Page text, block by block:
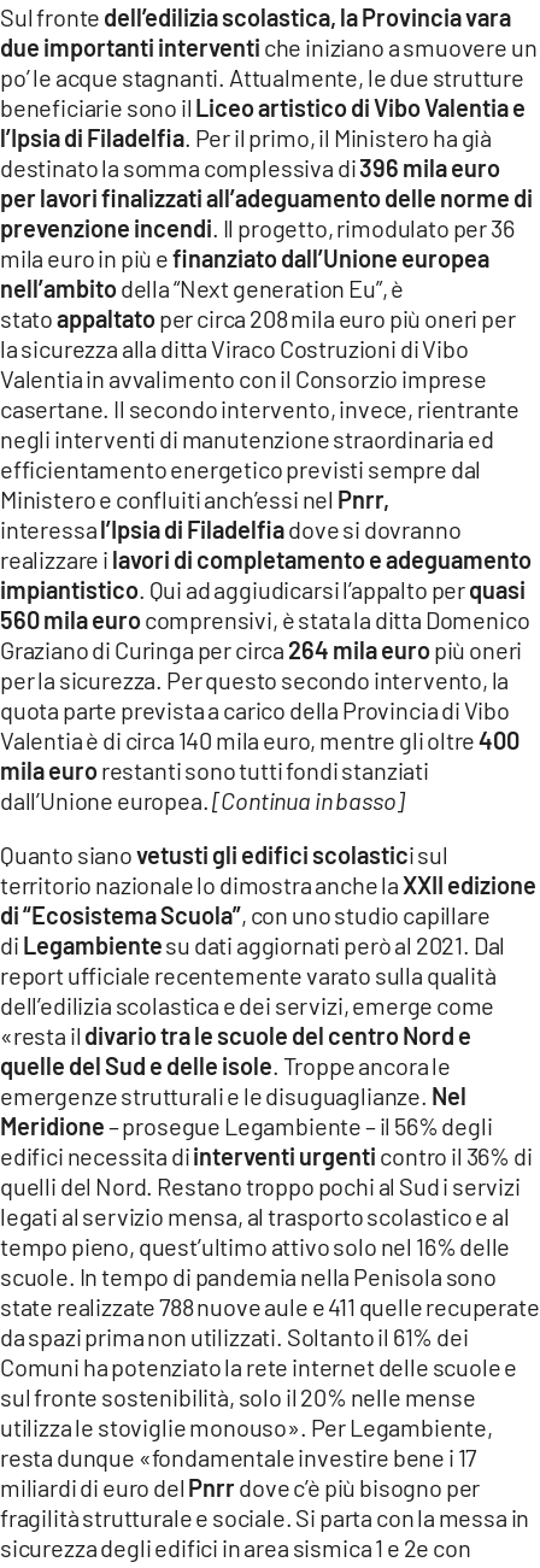
ILREGGINO.IT
COSENZACHANNEL.IT
ILVIBONESE.IT
CATANZAROCHANNEL.IT
LACAPITALENEWS.IT
ANDROID
APPLE
Sul fronte dell’edilizia scolastica, la Provincia vara
due importanti interventi che iniziano a smuovere un
po’ le acque stagnanti. Attualmente, le due strutture
beneficiarie sono il Liceo artistico di Vibo Valentia e
l’Ipsia di Filadelfia . Per il primo, il Ministero ha già
destinato la somma complessiva di396 mila euro
per lavori finalizzati all’adeguamento delle norme di
prevenzione incendi . Il progetto, rimodulato per 36
mila euro in più efinanziato dall’Unione europea
nell’ambitodella“Next generation Eu”, è
statoappaltatoper circa 208 mila euro più oneri per
la sicurezza alla ditta Viraco Costruzioni di Vibo
Valentia in avvalimento con il Consorzio imprese
casertane. Il secondo intervento, invece, rientrante
negli interventi di manutenzione straordinaria ed
efficientamento energetico previsti sempre dal
Ministero e confluiti anch’essi nel Pnrr,
interessal’Ipsia di Filadelfiadove si dovranno
realizzare i lavori di completamento e adeguamento
impiantistico . Qui ad aggiudicarsi l’appalto perquasi
560 mila eurocomprensivi, è stata la ditta Domenico
Graziano di Curinga per circa 264 mila europiù oneri
per la sicurezza. Per questo secondo intervento, la
quota parte prevista a carico della Provincia di Vibo
Valentia è di circa 140 mila euro, mentre gli oltre400
mila eurorestanti sono tutti fondi stanziati
dall’Unione europea.[Continua in basso]
Quanto sianovetusti gli edifici scolastici sul
territorio nazionale lo dimostra anche laXXII edizione
di “Ecosistema Scuola”, con uno studio capillare
di Legambientesu dati aggiornati però al 2021. Dal
report ufficiale recentemente varato sulla qualità
dell’edilizia scolastica e dei servizi, emerge come
«resta il divario tra le scuole del centro Nord e
quelle del Sud e delle isole . Troppe ancora le
emergenze strutturali e le disuguaglianze. Nel
Meridione– prosegue Legambiente – il 56% degli
edifici necessita diinterventi urgenti contro il 36% di
quelli del Nord. Restano troppo pochi al Sud i servizi
legati al servizio mensa, al trasporto scolastico e al
tempo pieno, quest’ultimo attivo solo nel 16% delle
scuole. In tempo di pandemia nella Penisola sono
state realizzate 788 nuove aule e 411 quelle recuperate
da spazi prima non utilizzati. Soltanto il 61% dei
Comuni ha potenziato la rete internet delle scuole e
sul fronte sostenibilità, solo il 20% nelle mense
utilizza le stoviglie monouso». Per Legambiente,
resta dunque «fondamentale investire bene i 17
miliardi di euro del Pnrrdove c’è più bisogno per
fragilità strutturale e sociale. Si parta con la messa in
sicurezza degli edifici in area sismica 1 e 2e con